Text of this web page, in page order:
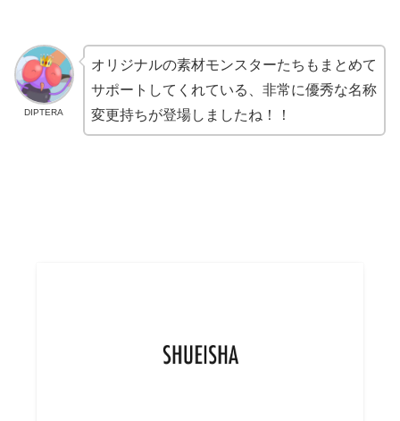
DIPTERA
オリジナルの素材モンスターたちもまとめて
サポートしてくれている、非常に優秀な名称
変更持ちが登場しましたね！！